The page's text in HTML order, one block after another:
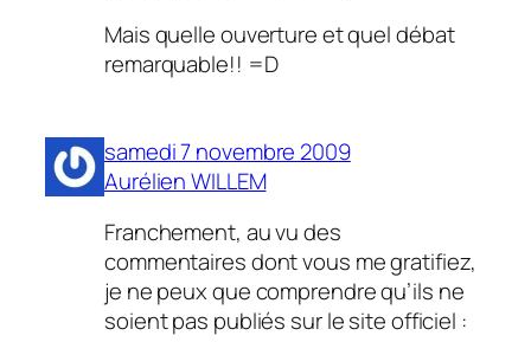
Mais quelle ouverture et quel débat
remarquable!! =D
samedi 7 novembre 2009
Aurélien WILLEM
Franchement, au vu des
commentaires dont vous me gratifiez,
je ne peux que comprendre qu’ils ne
soient pas publiés sur le site officiel :